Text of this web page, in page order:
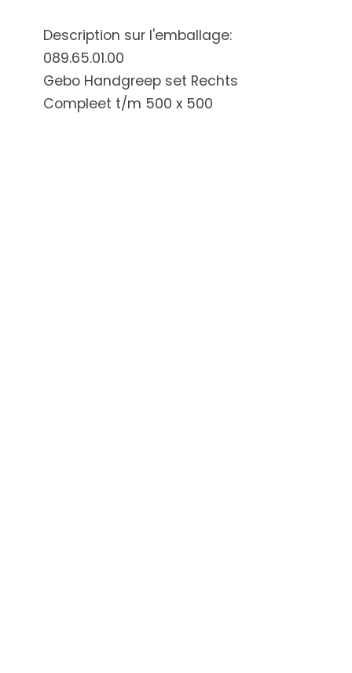
Description sur l'emballage:
089.65.01.00
Gebo Handgreep set Rechts
Compleet t/m 500 x 500